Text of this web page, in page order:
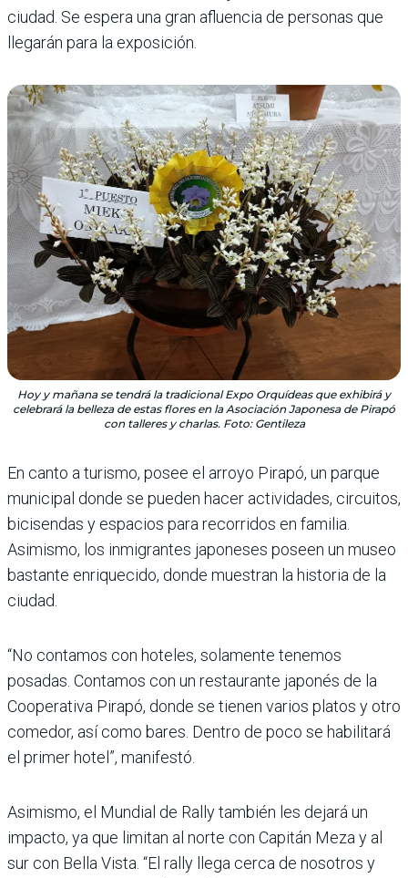
ciudad. Se espera una gran afluencia de personas que
llegarán para la exposición.
Hoy y mañana se tendrá la tradicional Expo Orquídeas que exhibirá y
celebrará la belleza de estas flores en la Asociación Japonesa de Pirapó
con talleres y charlas. Foto: Gentileza
En canto a turismo, posee el arroyo Pirapó, un parque
municipal donde se pueden hacer actividades, circuitos,
bicisendas y espacios para recorridos en familia.
Asimismo, los inmigrantes japoneses poseen un museo
bastante enriquecido, donde muestran la historia de la
ciudad.
“No contamos con hoteles, solamente tenemos
posadas. Contamos con un restaurante japonés de la
Cooperativa Pirapó, donde se tienen varios platos y otro
comedor, así como bares. Dentro de poco se habilitará
el primer hotel”, manifestó.
Asimismo, el Mundial de Rally también les dejará un
impacto, ya que limitan al norte con Capitán Meza y al
sur con Bella Vista. “El rally llega cerca de nosotros y